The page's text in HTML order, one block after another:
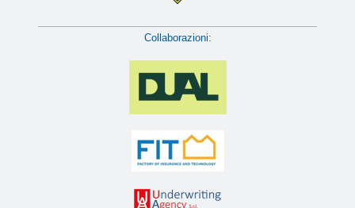
Collaborazioni: